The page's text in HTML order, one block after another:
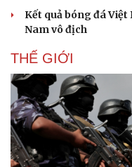
Kết quả bóng đá
Nam vô địch
THẾ GIỚI